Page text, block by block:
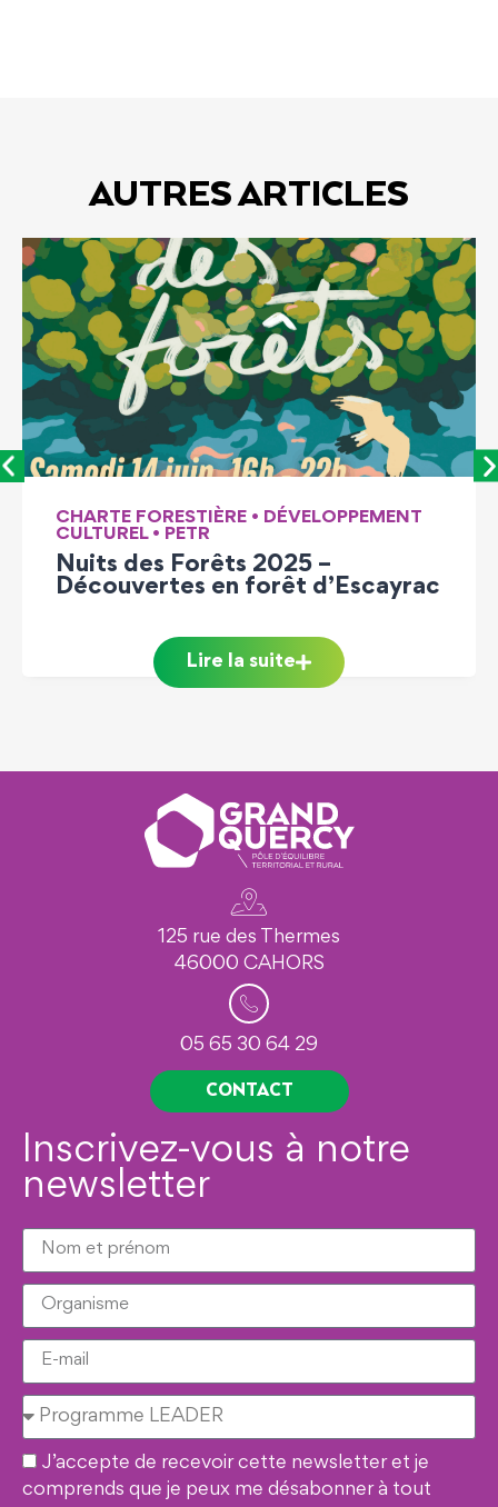
AUTRES ARTICLES
CHARTE FORESTIÈRE • DÉVELOPPEMENT
CULTUREL• PETR
Nuits des Forêts 2025 –
Découvertes en forêt d’Escayrac
Lire la suite
125 rue des Thermes
46000 CAHORS
05 65 30 64 29
CONTACT
Inscrivez-vous à notre
newsletter
J’accepte de recevoir cette newsletter et je
comprends que je peux me désabonner à tout